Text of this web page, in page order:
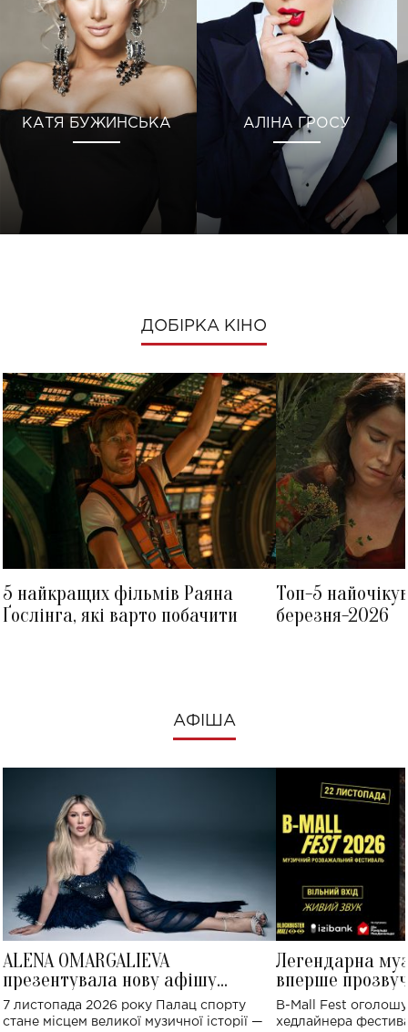
КАТЯ БУЖИНСЬКА АЛІНА ГРОСУ
ДОБІРКА КІНО
5 найкращих фільмів Раяна
Ґослінга, які варто побачити
Топ-5
березня-2026
АФІША
ALENA OMARGALIEVA
презентувала нову афішу
великого концерту в Палаці
спорту
7 листопада 2026 року Палац спорту
стане місцем великої музичної історії —
Легендарна
вперше
Україні: де
B-Mall Fest
хедлайнера